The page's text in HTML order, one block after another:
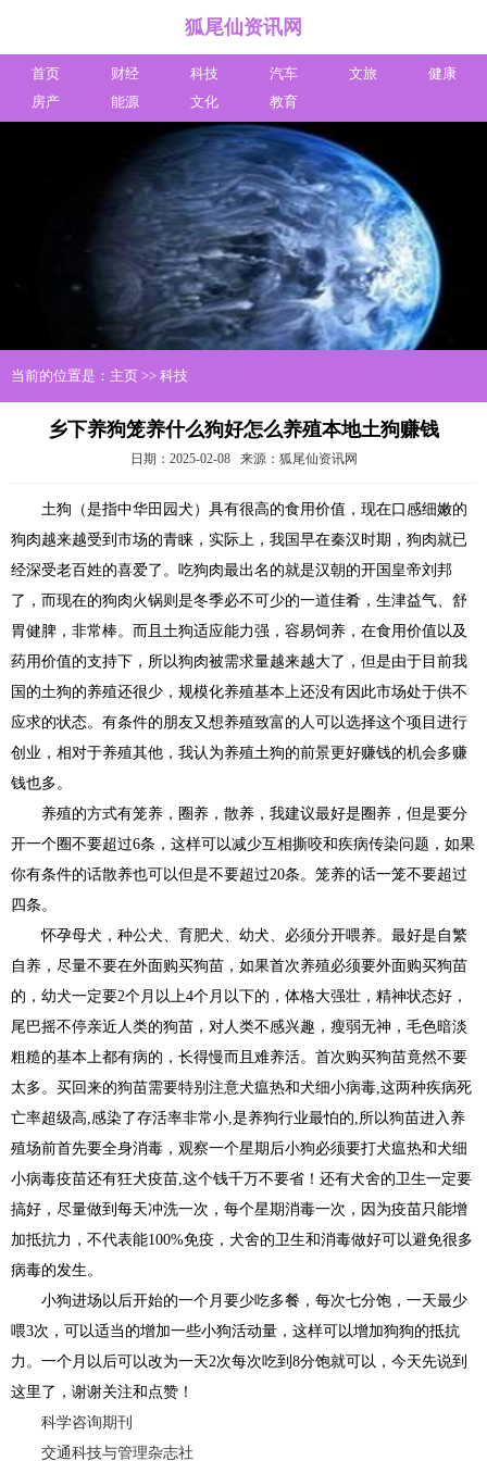
狐尾仙资讯网
首页 财经 科技 汽车 文旅
健康
房产
能源 文化 教育
当前的位置是： 主页 >> 科技
乡下养狗笼养什么狗好怎么养殖本地土狗赚钱
日期：2025-02-08 来源：狐尾仙资讯网
土狗（是指中华田园犬）具有很高的食用价值，现在口感细嫩的
狗肉越来越受到市场的青睐，实际上，我国早在秦汉时期，狗肉就已
经深受老百姓的喜爱了。吃狗肉最出名的就是汉朝的开国皇帝刘邦
了，而现在的狗肉火锅则是冬季必不可少的一道佳肴，生津益气、舒
胃健脾，非常棒。而且土狗适应能力强，容易饲养，在食用价值以及
药用价值的支持下，所以狗肉被需求量越来越大了，但是由于目前我
国的土狗的养殖还很少，规模化养殖基本上还没有因此市场处于供不
应求的状态。有条件的朋友又想养殖致富的人可以选择这个项目进行
创业，相对于养殖其他，我认为养殖土狗的前景更好赚钱的机会多赚
钱也多。
养殖的方式有笼养，圈养，散养，我建议最好是圈养，但是要分
开一个圈不要超过6条，这样可以减少互相撕咬和疾病传染问题，如果
你有条件的话散养也可以但是不要超过20条。笼养的话一笼不要超过
四条。
怀孕母犬，种公犬、育肥犬、幼犬、必须分开喂养。最好是自繁
自养，尽量不要在外面购买狗苗，如果首次养殖必须要外面购买狗苗
的，幼犬一定要2个月以上4个月以下的，体格大强壮，精神状态好，
尾巴摇不停亲近人类的狗苗，对人类不感兴趣，瘦弱无神，毛色暗淡
粗糙的基本上都有病的，长得慢而且难养活。首次购买狗苗竟然不要
太多。买回来的狗苗需要特别注意犬瘟热和犬细小病毒,这两种疾病死
亡率超级高,感染了存活率非常小,是养狗行业最怕的,所以狗苗进入养
殖场前首先要全身消毒，观察一个星期后小狗必须要打犬瘟热和犬细
小病毒疫苗还有狂犬疫苗,这个钱千万不要省！还有犬舍的卫生一定要
搞好，尽量做到每天冲洗一次，每个星期消毒一次，因为疫苗只能增
加抵抗力，不代表能100%免疫，犬舍的卫生和消毒做好可以避免很多
病毒的发生。
小狗进场以后开始的一个月要少吃多餐，每次七分饱，一天最少
喂3次，可以适当的增加一些小狗活动量，这样可以增加狗狗的抵抗
力。一个月以后可以改为一天2次每次吃到8分饱就可以，今天先说到
这里了，谢谢关注和点赞！
科学咨询期刊
交通科技与管理杂志社